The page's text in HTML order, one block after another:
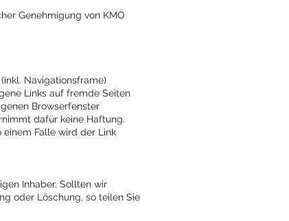
Genehmigung von KMÖ
Navigationsframe)
Links auf fremde Seiten
Browserfenster
dafür keine Haftung.
Falle wird der Link
Inhaber. Sollten wir
oder Löschung, so teilen Sie